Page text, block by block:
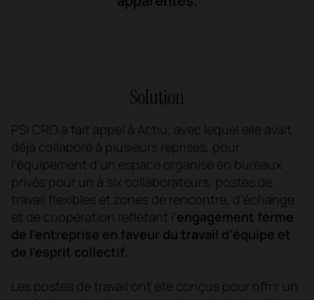
Solution
PSI CRO a fait appel à Actiu, avec lequel elle avait
déjà collaboré à plusieurs reprises, pour
l’équipement d’un espace organisé en bureaux
privés pour un à six collaborateurs, postes de
travail flexibles et zones de rencontre, d’échange
et de coopération reflétant l’engagement ferme
de l’entreprise en faveur du travail d’équipe et
de l’esprit collectif.
Les postes de travail ont été conçus pour offrir un